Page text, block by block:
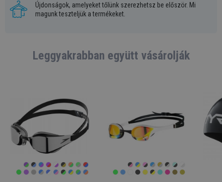
Újdonságok, amelyeket tőlünk szerezhetsz be először. Mi
magunk teszteljük a termékeket.
Leggyakrabban együtt vásárolják